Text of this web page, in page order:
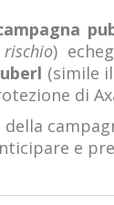
)
(simile
di
e